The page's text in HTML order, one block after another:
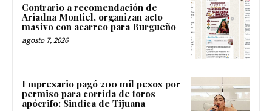
Contrario a recomendación de
Ariadna Montiel, organizan acto
masivo con acarreo para Burgueño
agosto 7, 2026
Empresario pagó 200 mil pesos por
permiso para corrida de toros
apócrifo: Sindica de Tijuana